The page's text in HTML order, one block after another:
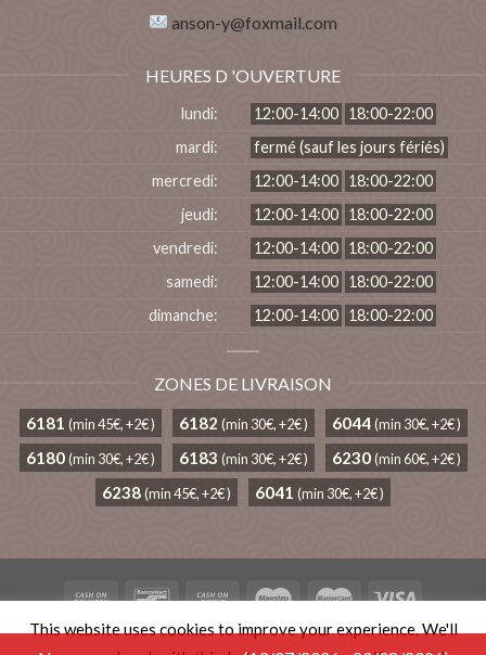
anson-y@foxmail.com
HEURES D 'OUVERTURE
lundi: 12:00-14:00 18:00-22:00
mardi:
fermé (sauf les jours fériés)
mercredi:
12:00-14:00 18:00-22:00
jeudi:
12:00-14:00 18:00-22:00
vendredi:
12:00-14:00 18:00-22:00
samedi:
12:00-14:00 18:00-22:00
dimanche:
12:00-14:00 18:00-22:00
ZONES DE LIVRAISON
6181 (min 45€, +2€ ) 6182 (min 30€, +2€ ) 6044 (min 30€, +2€ )
6180 (min 30€, +2€ ) 6183 (min 30€, +2€ ) 6230 (min 60€, +2€ )
6238(min 45€, +2€ ) 6041 (min 30€, +2€ )
TERMS AND CONDITIONS PRIVACY POLICY
This website uses cookies to improve your experience. We'll